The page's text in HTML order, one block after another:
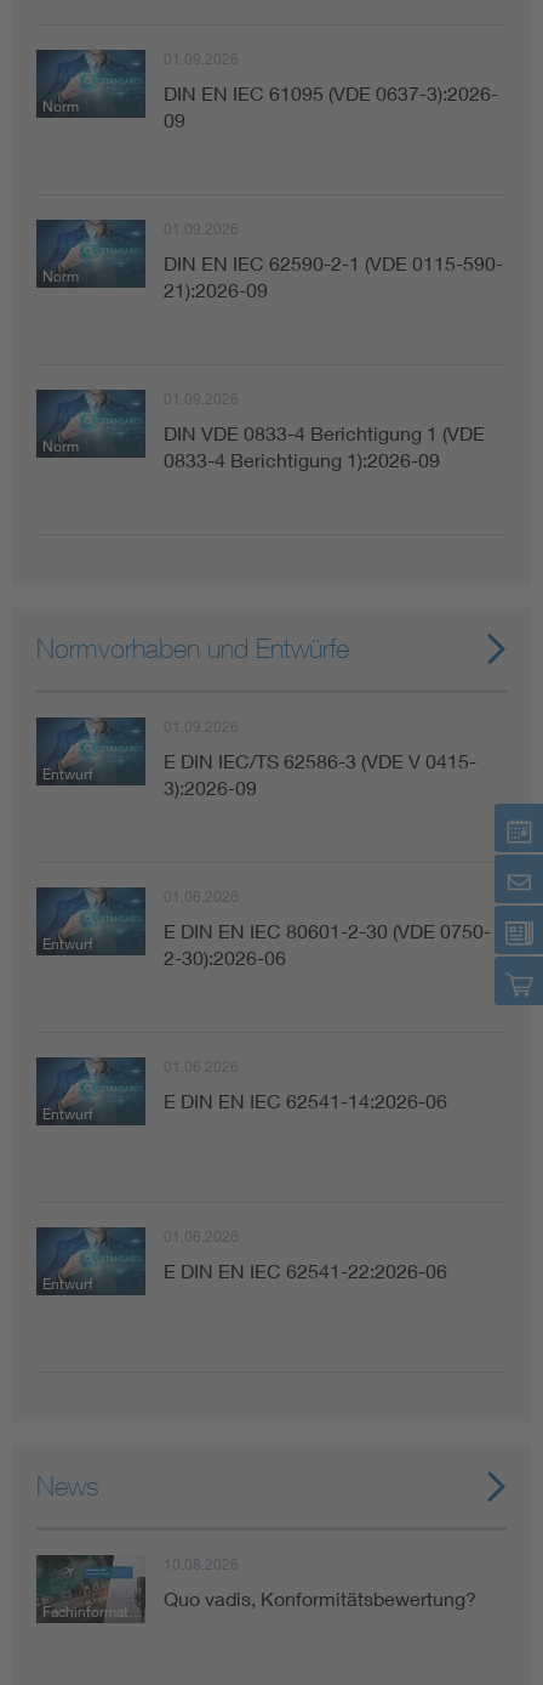
Norm
01.09.2026
DIN EN IEC 61095 (VDE 0637-3):2026-
09
Norm
01.09.2026
DIN EN IEC 62590-2-1 (VDE 0115-590-
21):2026-09
Norm
01.09.2026
DIN VDE 0833-4 Berichtigung 1 (VDE
0833-4 Berichtigung 1):2026-09
Normvorhaben und Entwürfe
Entwurf
01.09.2026
E DIN IEC/TS 62586-3 (VDE V 0415-
3):2026-09
Entwurf
01.06.2026
E DIN EN IEC 80601-2-30 (VDE 0750-
2-30):2026-06
Entwurf
01.06.2026
E DIN EN IEC 62541-14:2026-06
Entwurf
01.06.2026
E DIN EN IEC 62541-22:2026-06
News
Fachinformation
10.08.2026
Quo vadis, Konformitätsbewertung?